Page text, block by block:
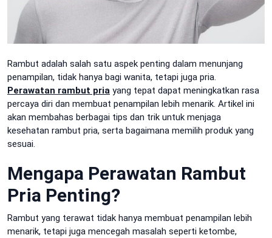
Rambut adalah salah satu aspek penting dalam menunjang
penampilan, tidak hanya bagi wanita, tetapi juga pria.
Perawatan rambut pria yang tepat dapat meningkatkan rasa
percaya diri dan membuat penampilan lebih menarik. Artikel ini
akan membahas berbagai tips dan trik untuk menjaga
kesehatan rambut pria, serta bagaimana memilih produk yang
sesuai.
Mengapa Perawatan Rambut
Pria Penting?
Rambut yang terawat tidak hanya membuat penampilan lebih
menarik, tetapi juga mencegah masalah seperti ketombe,